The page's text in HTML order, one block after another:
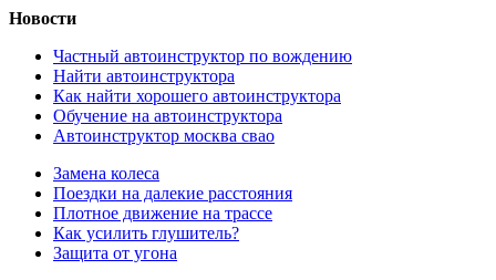
Новости
Частный автоинструктор по вождению
Найти автоинструктора
Как найти хорошего автоинструктора
Обучение на автоинструктора
Автоинструктор москва свао
Замена колеса
Поездки на далекие расстояния
Плотное движение на трассе
Как усилить глушитель?
Защита от угона